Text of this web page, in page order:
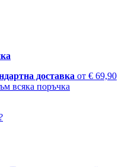
доставка от € 69,90
всяка поръчка